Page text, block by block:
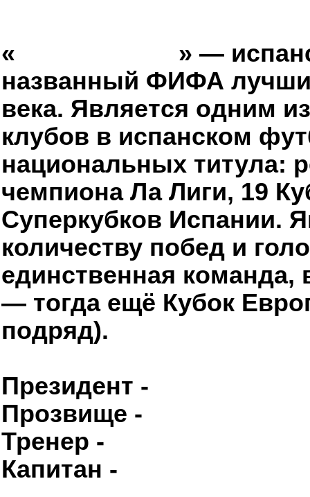
«
» —
названный ФИФА
века. Является одним
клубов в испанском
национальных титула:
чемпиона Ла Лиги, 19
Суперкубков Испании.
количеству побед и
единственная
— тогда ещё Кубок
подряд).
Президент -
Прозвище -
Тренер -
Капитан -